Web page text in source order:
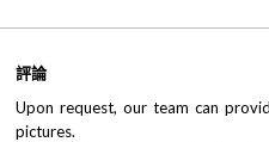
評論
Upon request, our team can
pictures.